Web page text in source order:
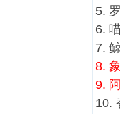
5.
6.
7.
8.
9.
10.